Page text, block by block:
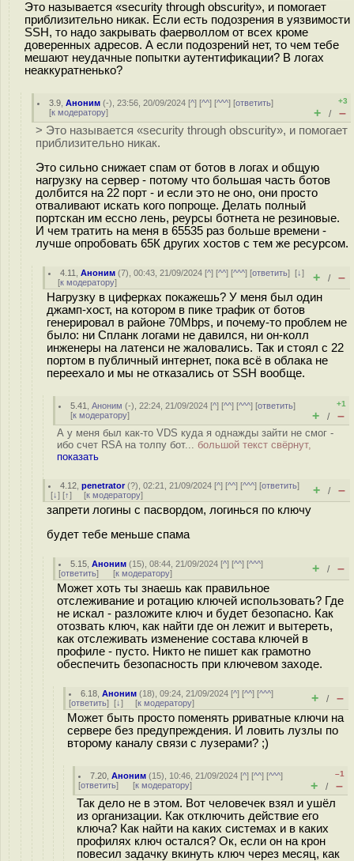
Это называется «security through obscurity», и помогает
приблизительно никак. Если есть подозрения в уязвимости
SSH, то надо закрывать фаерволлом от всех кроме
доверенных адресов. А если подозрений нет, то чем тебе
мешают неудачные попытки аутентификации? В логах
неаккуратненько?
3.9 ,Аноним (-), 23:56, 20/09/2024 [^] [^^] [^^^] [ответить]
[к модератору]
+3
+ / –
> Это называется «security through obscurity», и помогает
приблизительно никак.
Это сильно снижает спам от ботов в логах и общую
нагрузку на сервер - потому что большая часть ботов
долбится на 22 порт - и если это не оно, они просто
отваливают искать кого попроще. Делать полный
портскан им ессно лень, реурсы ботнета не резиновые.
И чем тратить на меня в 65535 раз больше времени -
лучше опробовать 65К других хостов с тем же ресурсом.
4.11 ,Аноним (7), 00:43, 21/09/2024 [^] [^^] [^^^] [ответить][↓]
[к модератору] + / –
Нагрузку в циферках покажешь? У меня был один
джамп-хост, на котором в пике трафик от ботов
генерировал в районе 70Mbps, и почему-то проблем не
было: ни Спланк логами не давился, ни он-колл
инженеры на латенси не жаловались. Так и стоял с 22
портом в публичный интернет, пока всё в облака не
переехало и мы не отказались от SSH вообще.
5.41 ,Аноним (-), 22:24, 21/09/2024 [^] [^^] [^^^] [ответить]
[к модератору]
+1
+ / –
А у меня был как-то VDS куда я однажды зайти не смог -
ибо счет RSA на толпу бот... большой текст свёрнут,
показать
4.12 ,penetrator(?), 02:21, 21/09/2024 [^] [^^] [^^^] [ответить]
[↓] [↑] [к модератору] + / –
запрети логины с пасвордом, логинься по ключу
будет тебе меньше спама
5.15 ,Аноним (15), 08:44, 21/09/2024 [^] [^^] [^^^]
[ответить] [к модератору] + / –
Может хоть ты знаешь как правильное
отслеживание и ротацию ключей использовать? Где
не искал - разложите ключ и будет безопасно. Как
отозвать ключ, как найти где он лежит и вытереть,
как отслеживать изменение состава ключей в
профиле - пусто. Никто не пишет как грамотно
обеспечить безопасность при ключевом заходе.
6.18 ,Аноним (18), 09:24, 21/09/2024 [^] [^^] [^^^]
[ответить] [↓] [к модератору] + / –
Может быть просто поменять рриватные ключи на
сервере без предупреждения. И ловить лузлы по
второму каналу связи с лузерами? ;)
7.20 ,Аноним (15), 10:46, 21/09/2024 [^] [^^] [^^^]
[ответить] [к модератору]
–1
+ / –
Так дело не в этом. Вот человечек взял и ушёл
из организации. Как отключить действие его
ключа? Как найти на каких системах и в каких
профилях ключ остался? Ок, если он на крон
повесил задачку вкинуть ключ через месяц, как